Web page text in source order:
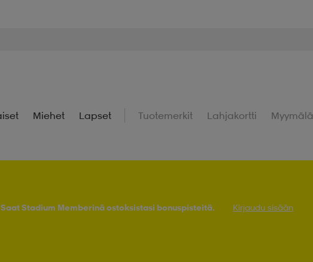
Miehet Lapset Tuotemerkit Lahjakortti
Saat Stadium Memberinä ostoksistasi bonuspisteitä. Kirjaudu sisään